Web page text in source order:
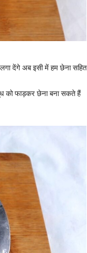
देंगे अब इसी में हम छेना सहित
को फाड़कर छेना बना सकते हैं